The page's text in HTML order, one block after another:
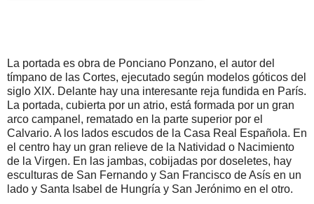
La portada es obra de Ponciano Ponzano, el autor del
tímpano de las Cortes, ejecutado según modelos góticos del
siglo XIX. Delante hay una interesante reja fundida en París.
La portada, cubierta por un atrio, está formada por un gran
arco campanel, rematado en la parte superior por el
Calvario. A los lados escudos de la Casa Real Española. En
el centro hay un gran relieve de la Natividad o Nacimiento
de la Virgen. En las jambas, cobijadas por doseletes, hay
esculturas de San Fernando y San Francisco de Asís en un
lado y Santa Isabel de Hungría y San Jerónimo en el otro.